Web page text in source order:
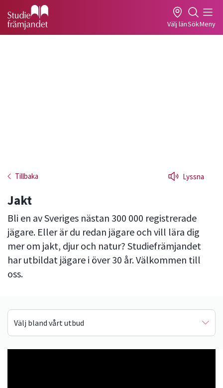
Gå till studiefrämjandets startsida Välj länSökMeny
Tillbaka Lyssna
Jakt
Bli en av Sveriges nästan 300 000 registrerade
jägare. Eller är du redan jägare och vill lära dig
mer om jakt, djur och natur? Studiefrämjandet
har utbildat jägare i över 30 år. Välkommen till
oss.
Välj bland vårt utbud